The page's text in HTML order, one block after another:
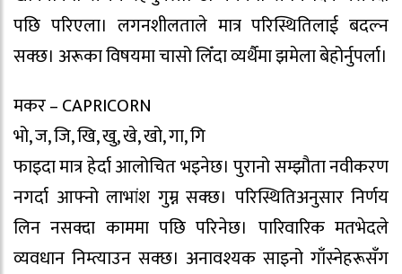
पछि परिएला। लगनशीलताले मात्र परिस्थितिलाई बदल्न
सक्छ। अरूका विषयमा चासो लिँदा व्यर्थैमा झमेला बेहोर्नुपर्ला।
मकर – CAPRICORN
भो, ज, जि, खि, खु, खे, खो, गा, गि
फाइदा मात्र हेर्दा आलोचित भइनेछ। पुरानो सम्झौता नवीकरण
नगर्दा आफ्नो लाभांश गुम्न सक्छ। परिस्थितिअनुसार निर्णय
लिन नसक्दा काममा पछि परिनेछ। पारिवारिक मतभेदले
व्यवधान निम्त्याउन सक्छ। अनावश्यक साइनो गाँस्नेहरूसँग